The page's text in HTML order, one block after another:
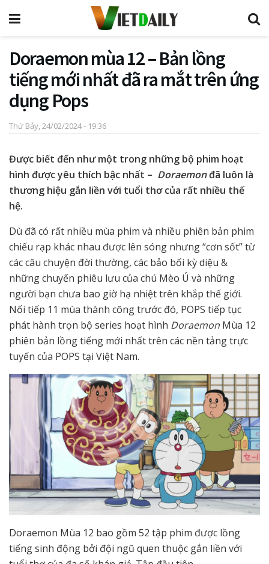
Doraemon mùa 12 – Bản lồng
tiếng mới nhất đã ra mắt trên ứng
dụng Pops
Thứ Bảy, 24/02/2024 - 19:36
Được biết đến như một trong những bộ phim hoạt
hình được yêu thích bậc nhất – Doraemonđã luôn là
thương hiệu gắn liền với tuổi thơ của rất nhiều thế
hệ.
Dù đã có rất nhiều mùa phim và nhiều phiên bản phim
chiếu rạp khác nhau được lên sóng nhưng “cơn sốt” từ
các câu chuyện đời thường, các bảo bối kỳ diệu &
những chuyến phiêu lưu của chú Mèo Ú và những
người bạn chưa bao giờ hạ nhiệt trên khắp thế giới.
Nối tiếp 11 mùa thành công trước đó, POPS tiếp tục
phát hành trọn bộ series hoạt hình Doraemon Mùa 12
phiên bản lồng tiếng mới nhất trên các nền tảng trực
tuyến của POPS tại Việt Nam.
Doraemon Mùa 12 bao gồm 52 tập phim được lồng
tiếng sinh động bởi đội ngũ quen thuộc gắn liền với